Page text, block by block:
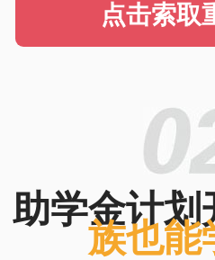
点击索取
助学金计划
族也能